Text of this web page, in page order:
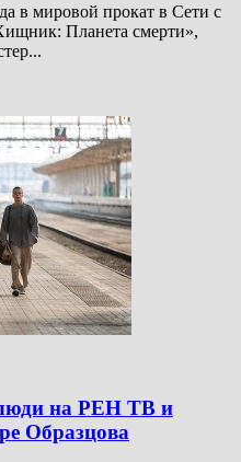
в мировой прокат в Сети с
Планета смерти»,
на РЕН ТВ и
Образцова